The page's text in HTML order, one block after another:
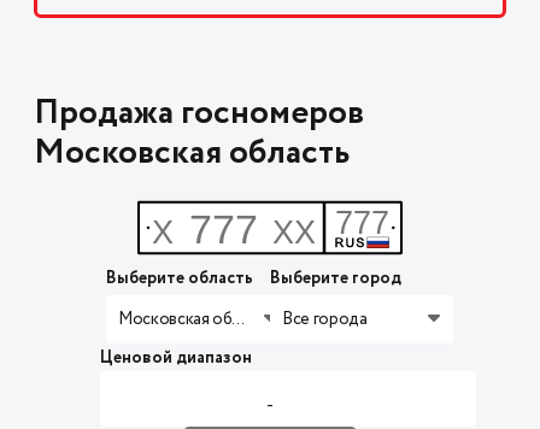
Продажа госномеров
Московская область
Выберите область
Московская область
Выберите город
Все города
Ценовой диапазон
-